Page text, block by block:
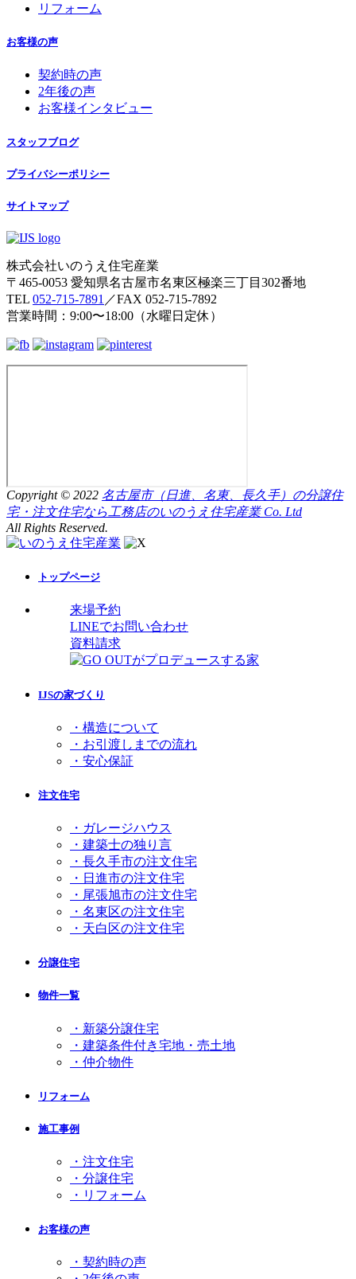
リフォーム
お客様の声
契約時の声
2年後の声
お客様インタビュー
スタッフブログ
プライバシーポリシー
サイトマップ
株式会社いのうえ住宅産業
〒465-0053 愛知県名古屋市名東区極楽三丁目302番地
TEL 052-715-7891 ／FAX 052-715-7892
営業時間：9:00〜18:00（水曜日定休）
Copyright © 2022 名古屋市（日進、名東、長久手）の分譲住
宅・注文住宅なら工務店のいのうえ住宅産業 Co. Ltd
All Rights Reserved.
トップページ
来場予約
LINEでお問い合わせ
資料請求
IJSの家づくり
・構造について
・お引渡しまでの流れ
・安心保証
注文住宅
・ガレージハウス
・建築士の独り言
・長久手市の注文住宅
・日進市の注文住宅
・尾張旭市の注文住宅
・名東区の注文住宅
・天白区の注文住宅
分譲住宅
物件一覧
・新築分譲住宅
・建築条件付き宅地・売土地
・仲介物件
リフォーム
施工事例
・注文住宅
・分譲住宅
・リフォーム
お客様の声
・契約時の声